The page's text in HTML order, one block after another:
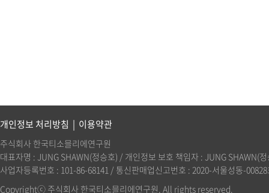
개인정보 처리방침 | 이용약관
주식회사 한국티소믈리에연구원
대표자명 : JUNG SHAWN(정승호) / 개인정보 보호 책임자 : JUNG
사업자등록번호 : 101-86-68141 / 통신판매업신고번호 : 2020-서울성동-
Copyrightⓒ 주식회사 한국티소믈리에연구원. All rights reserved.